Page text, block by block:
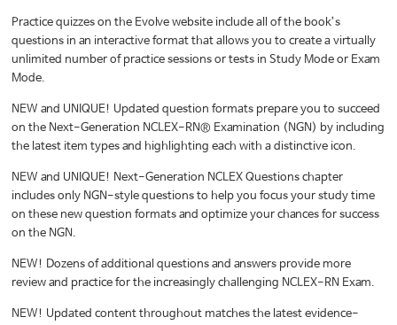
Practice quizzes on the Evolve website include all of the book’s
questions in an interactive format that allows you to create a virtually
unlimited number of practice sessions or tests in Study Mode or Exam
Mode.
NEW and UNIQUE! Updated question formats prepare you to succeed
on the Next-Generation NCLEX-RN® Examination (NGN) by including
the latest item types and highlighting each with a distinctive icon.
NEW and UNIQUE! Next-Generation NCLEX Questions chapter
includes only NGN-style questions to help you focus your study time
on these new question formats and optimize your chances for success
on the NGN.
NEW! Dozens of additional questions and answers provide more
review and practice for the increasingly challenging NCLEX-RN Exam.
NEW! Updated content throughout matches the latest evidence-